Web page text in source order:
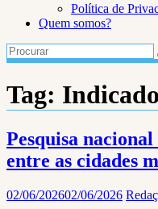
Política de
Quem somos?
Tag:
Pesquisa
entre as cidades
02/06/202602/06/2026